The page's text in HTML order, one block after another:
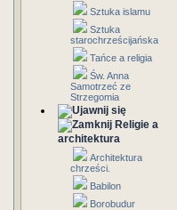
Sztuka islamu
Sztuka
starochrześcijańska
Tańce a religia
Św. Anna
Samotrzeć ze
Strzegomia
Religie a
architektura
Architektura
chrześci.
Babilon
Borobudur